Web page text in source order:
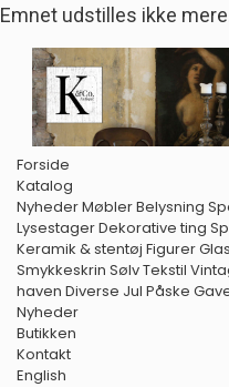
Emnet udstilles ikke
Forside
Katalog
NyhederMøblerBelysning
LysestagerDekorative ting
Keramik & stentøj FigurerGlas
Smykkeskrin SølvTekstil
haven Diverse Jul Påske
Nyheder
Butikken
Kontakt
English